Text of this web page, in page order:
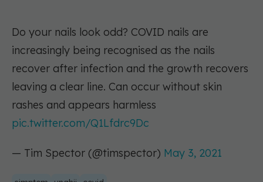
Do your nails look odd? COVID nails are
increasingly being recognised as the nails
recover after infection and the growth recovers
leaving a clear line. Can occur without skin
rashes and appears harmless
pic.twitter.com/Q1Lfdrc9Dc
— Tim Spector (@timspector) May 3, 2021